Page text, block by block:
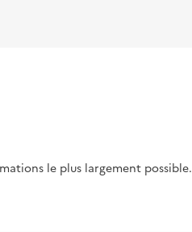
le plus largement possible.